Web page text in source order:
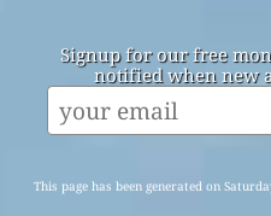
Signup for our free
notified when new
This page has been generated on